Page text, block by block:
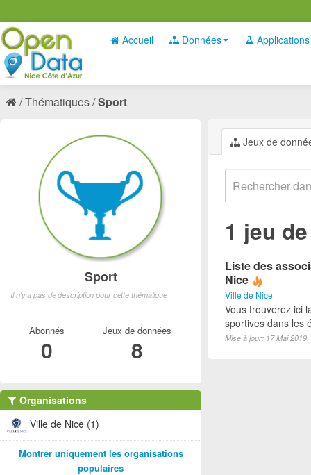
Accueil Données Applications
Thématiques Sport
Jeux de
1 jeu
Liste des
Nice
Ville de Nice
Vous trouverez ici
sportives dans les
Mise à jour: 17 Mai 2019
Sport
Il n'y a pas de description pour cette thématique
Abonnés
0
Jeux de données
8
Organisations
Ville de Nice (1)
Montrer uniquement les organisations
populaires